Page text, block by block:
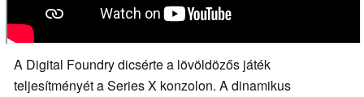
A Digital Foundry dicsérte a lövöldözős játék
teljesítményét a Series X konzolon. A dinamikus